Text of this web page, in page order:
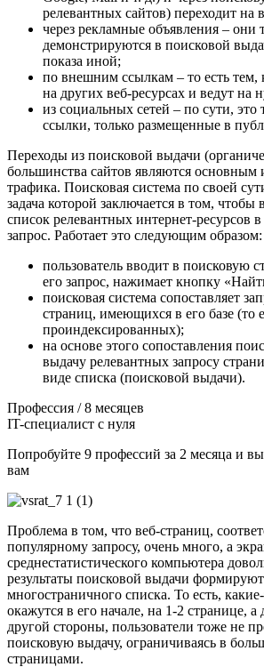
релевантных сайтов) переходит на
через рекламные объявления – они
демонстрируются в поисковой
показа иной;
по внешним ссылкам – то есть тем,
на других веб-ресурсах и ведут на
из социальных сетей – по сути,
ссылки, только размещенные в
Переходы из поисковой выдачи
большинства сайтов являются основным
трафика. Поисковая система по своей
задача которой заключается в том, чтобы
список релевантных интернет-ресурсов
запрос. Работает это следующим образом:
пользователь вводит в поисковую
его запрос, нажимает кнопку
поисковая система сопоставляет
страниц, имеющихся в его базе (то
проиндексированных);
на основе этого сопоставления
выдачу релевантных запросу
виде списка (поисковой выдачи).
Профессия / 8 месяцев
IT-специалист с нуля
Попробуйте 9 профессий за 2 месяца и
вам
Проблема в том, что веб-страниц,
популярному запросу, очень много, а
среднестатистического компьютера
результаты поисковой выдачи
многостраничного списка. То есть,
окажутся в его начале, на 1-2 странице,
другой стороны, пользователи тоже не
поисковую выдачу, ограничиваясь в
страницами.